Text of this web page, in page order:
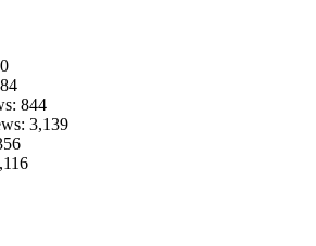
84
844
3,139